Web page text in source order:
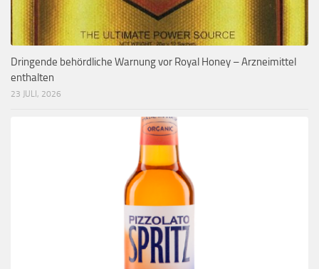
Dringende behördliche Warnung vor Royal Honey – Arzneimittel
enthalten
23 JULI, 2026